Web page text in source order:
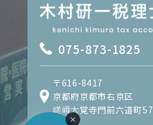
075-873-1825
〒616-8417
京都府京都市右京区
嵯峨大覚寺門前六道町57